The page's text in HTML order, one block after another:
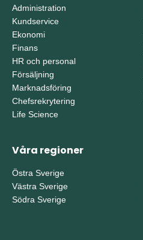
Administration
Kundservice
Ekonomi
Finans
HR och personal
Försäljning
Marknadsföring
Chefsrekrytering
Life Science
Våra regioner
Östra Sverige
Västra Sverige
Södra Sverige